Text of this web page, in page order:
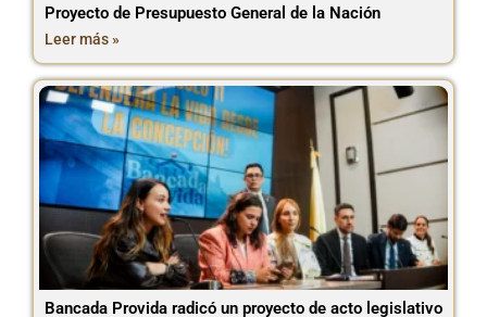
Proyecto de Presupuesto General de la Nación
Leer más »
Bancada Provida radicó un proyecto de acto legislativo